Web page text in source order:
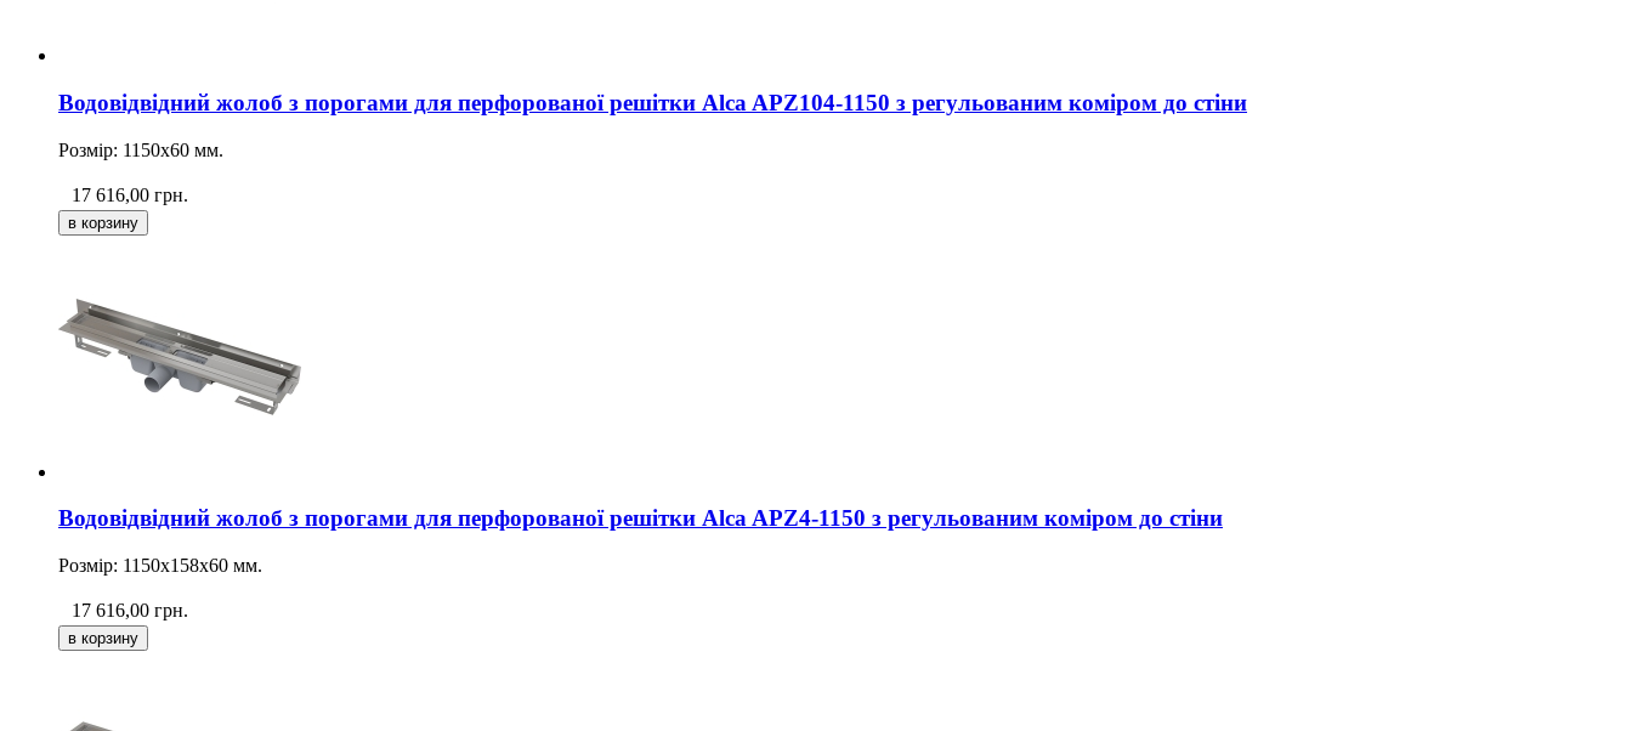
Водовідвідний жолоб з порогами для перфорованої решітки Alca APZ104-1150 з регульованим коміром до стіни
Розмір: 1150х60 мм.
17 616,00 грн.
Водовідвідний жолоб з порогами для перфорованої решітки Alca APZ4-1150 з регульованим коміром до стіни
Розмір: 1150х158х60 мм.
17 616,00 грн.